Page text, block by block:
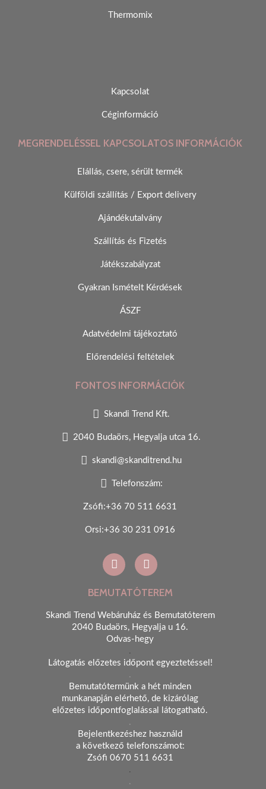
Thermomix
Kapcsolat
Céginformáció
MEGRENDELÉSSEL KAPCSOLATOS INFORMÁCIÓK
Elállás, csere, sérült termék
Külföldi szállítás / Export delivery
Ajándékutalvány
Szállítás és Fizetés
Játékszabályzat
Gyakran Ismételt Kérdések
ÁSZF
Adatvédelmi tájékoztató
Előrendelési feltételek
FONTOS INFORMÁCIÓK
Skandi Trend Kft.
2040 Budaörs, Hegyalja utca 16.
skandi@skanditrend.hu
Telefonszám:
Zsófi:+36 70 511 6631
Orsi:+36 30 231 0916
BEMUTATÓTEREM
Skandi Trend Webáruház és Bemutatóterem
2040 Budaörs, Hegyalja u 16.
Odvas-hegy
.
Látogatás előzetes időpont egyeztetéssel!
.
Bemutatótermünk a hét minden
munkanapján elérhető, de kizárólag
előzetes időpontfoglalással látogatható.
.
Bejelentkezéshez használd
a következő telefonszámot:
Zsófi 0670 511 6631
.
.